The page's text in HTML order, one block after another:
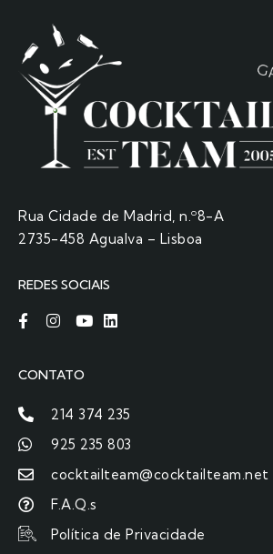
Rua Cidade de Madrid, n.º8-A
2735-458 Agualva – Lisboa
REDES SOCIAIS
CONTATO
214 374 235
925 235 803
cocktailteam@cocktailteam.net
F.A.Q.s
Política de Privacidade